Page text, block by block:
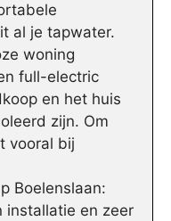
al je tapwater.
woning
full-electric
en het huis
zijn. Om
vooral bij
Boelenslaan:
installatie en zeer